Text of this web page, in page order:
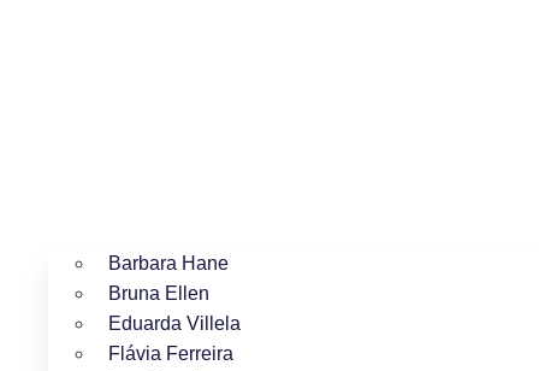
Barbara Hane
Bruna Ellen
Eduarda Villela
Flávia Ferreira